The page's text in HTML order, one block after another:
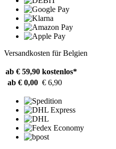
Versandkosten für Belgien
ab € 59,90 kostenlos*
ab € 0,00 € 6,90